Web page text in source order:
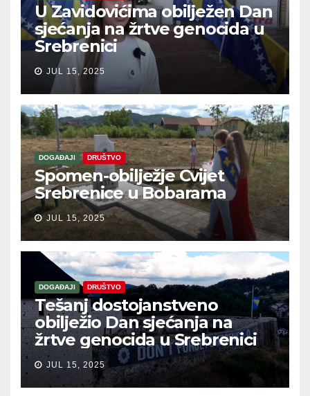
U Zavidovićima obilježen Dan
sjećanja na žrtve genocida u
Srebrenici
JUL 15, 2025
DOGAĐAJI DRUŠTVO
Spomen-obilježje Cvijet
Srebrenice u Bobarama
JUL 15, 2025
DOGAĐAJI DRUŠTVO
Tešanj dostojanstveno
obilježio Dan sjećanja na
žrtve genocida u Srebrenici
JUL 15, 2025